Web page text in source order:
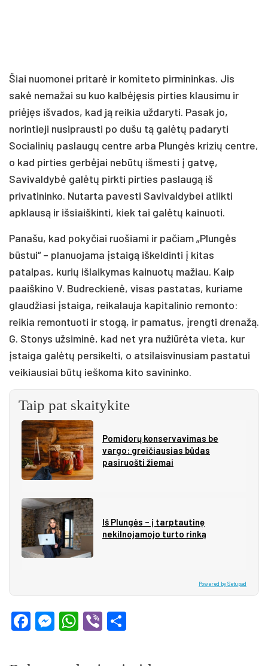
Šiai nuomonei pritarė ir komiteto pirmininkas. Jis
sakė nemažai su kuo kalbėjęsis pirties klausimu ir
priėjęs išvados, kad ją reikia uždaryti. Pasak jo,
norintieji nusiprausti po dušu tą galėtų padaryti
Socialinių paslaugų centre arba Plungės krizių centre,
o kad pirties gerbėjai nebūtų išmesti į gatvę,
Savivaldybė galėtų pirkti pirties paslaugą iš
privatininko. Nutarta pavesti Savivaldybei atlikti
apklausą ir išsiaiškinti, kiek tai galėtų kainuoti.
Panašu, kad pokyčiai ruošiami ir pačiam „Plungės
būstui“ – planuojama įstaigą iškeldinti į kitas
patalpas, kurių išlaikymas kainuotų mažiau. Kaip
paaiškino V. Budreckienė, visas pastatas, kuriame
glaudžiasi įstaiga, reikalauja kapitalinio remonto:
reikia remontuoti ir stogą, ir pamatus, įrengti drenažą.
G. Stonys užsiminė, kad net yra nužiūrėta vieta, kur
įstaiga galėtų persikelti, o atsilaisvinusiam pastatui
veikiausiai būtų ieškoma kito savininko.
Taip pat skaitykite
Pomidorų konservavimas be
vargo: greičiausias būdas
pasiruošti žiemai
Iš Plungės – į tarptautinę
nekilnojamojo turto rinką
Powered by Setupad
Facebook
Messenger
WhatsApp
Viber